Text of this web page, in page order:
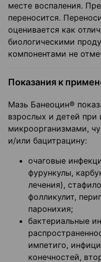
месте воспаления.
переносится.
оценивается как
биологическими
компонентами не
Показания к
Мазь Банеоцин®
взрослых и детей при
микроорганизмами,
и/или бацитрацину:
очаговые
фурункулы,
лечения),
фолликулит,
паронихия;
бактериальные
импетиго,
конечностей,